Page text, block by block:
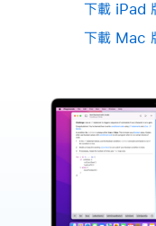
下載 iPad
下載 Mac